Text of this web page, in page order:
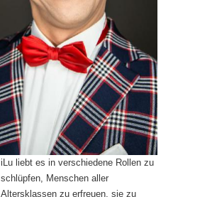
iLu liebt es in verschiedene Rollen zu
schlüpfen, Menschen aller
Altersklassen zu erfreuen, sie zu